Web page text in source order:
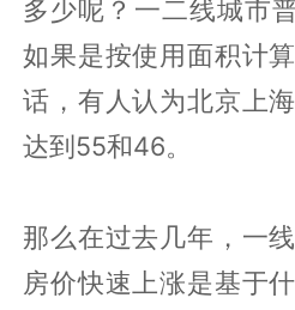
多少呢？一二线城市
如果是按使用面积计
话，有人认为北京上
达到55和46。
那么在过去几年，一
房价快速上涨是基于